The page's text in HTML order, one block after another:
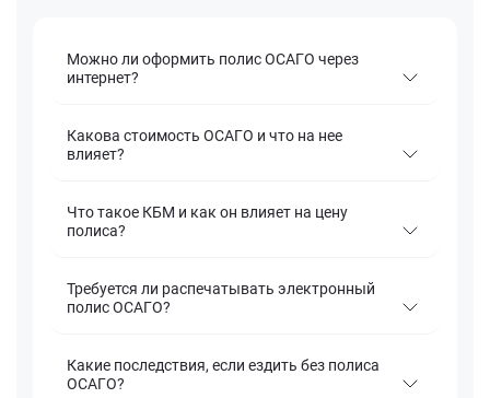
Можно ли оформить полис ОСАГО через
интернет?
Какова стоимость ОСАГО и что на нее
влияет?
Что такое КБМ и как он влияет на цену
полиса?
Требуется ли распечатывать электронный
полис ОСАГО?
Какие последствия, если ездить без полиса
ОСАГО?